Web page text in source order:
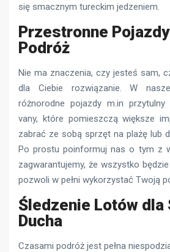
się smacznym tureckim jedzeniem.
Przestronne
Podróż
Nie ma znaczenia, czy jesteś sam,
dla Ciebie rozwiązanie. W
różnorodne pojazdy m.in
vany, które pomieszczą większe
zabrać ze sobą sprzęt na plażę lub
Po prostu poinformuj nas o tym z
zagwarantujemy, że wszystko
pozwoli w pełni wykorzystać Twoją
Śledzenie Lotów dla
Ducha
Czasami podróż jest pełna